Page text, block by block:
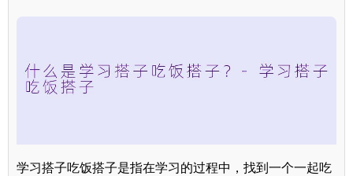
学习搭子吃饭搭子是指在学习的过程中，找到一个一起吃